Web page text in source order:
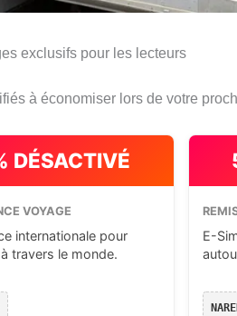
exclusifs pour les lecteurs
à économiser lors de votre
DÉSACTIVÉ
VOYAGE
internationale pour
travers le monde.
E-